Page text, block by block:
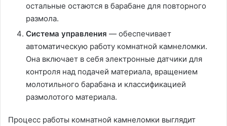
остальные остаются в барабане для повторного
размола.
Система управления — обеспечивает
автоматическую работу комнатной камнеломки.
Она включает в себя электронные датчики для
контроля над подачей материала, вращением
молотильного барабана и классификацией
размолотого материала.
Процесс работы комнатной камнеломки выглядит